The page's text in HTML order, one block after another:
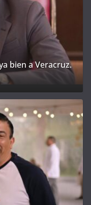
bien a Veracruz.